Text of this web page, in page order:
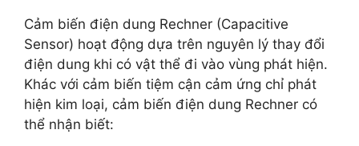
Cảm biến điện dung Rechner (Capacitive
Sensor) hoạt động dựa trên nguyên lý thay đổi
điện dung khi có vật thể đi vào vùng phát hiện.
Khác với cảm biến tiệm cận cảm ứng chỉ phát
hiện kim loại, cảm biến điện dung Rechner có
thể nhận biết: